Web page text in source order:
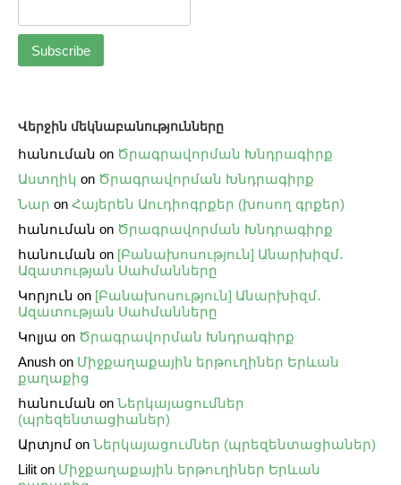
Վերջին մեկնաբանությունները
հանուման on Ծրագրավորման Խնդրագիրք
Աստղիկ on Ծրագրավորման Խնդրագիրք
Նար on Հայերեն Աուդիոգրքեր (խոսող գրքեր)
հանուման on Ծրագրավորման Խնդրագիրք
հանուման on [Բանախոսություն] Անարխիզմ․
Ազատության Սահմանները
Կորյուն on [Բանախոսություն] Անարխիզմ․
Ազատության Սահմանները
Կոլյա on Ծրագրավորման Խնդրագիրք
Anush on Միջքաղաքային երթուղիներ Երևան
քաղաքից
հանուման on Ներկայացումներ
(պրեզենտացիաներ)
Արտյոմ on Ներկայացումներ (պրեզենտացիաներ)
Lilit on Միջքաղաքային երթուղիներ Երևան